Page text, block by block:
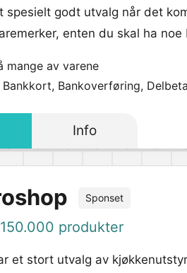
spesielt godt utvalg når det
enten du skal ha
mange av varene
Bankkort, Bankoverføring,
Info
Sponset
produkter
et stort utvalg av